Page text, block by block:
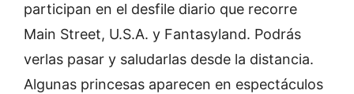
participan en el desfile diario que recorre
Main Street, U.S.A. y Fantasyland. Podrás
verlas pasar y saludarlas desde la distancia.
Algunas princesas aparecen en espectáculos